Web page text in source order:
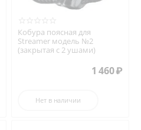
Кобура поясная для
Streamer модель №2
(закрытая с 2 ушами)
1 460₽
Нет в наличии